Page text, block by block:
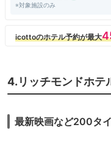
※対象施設のみ
4.リッチモンドホテ
最新映画など200タ